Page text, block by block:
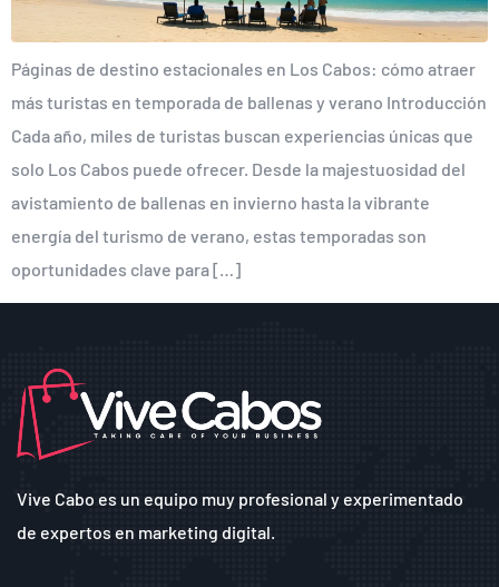
Páginas de destino estacionales en Los Cabos: cómo atraer
más turistas en temporada de ballenas y verano Introducción
Cada año, miles de turistas buscan experiencias únicas que
solo Los Cabos puede ofrecer. Desde la majestuosidad del
avistamiento de ballenas en invierno hasta la vibrante
energía del turismo de verano, estas temporadas son
oportunidades clave para […]
Vive Cabo es un equipo muy profesional y experimentado
de expertos en marketing digital.